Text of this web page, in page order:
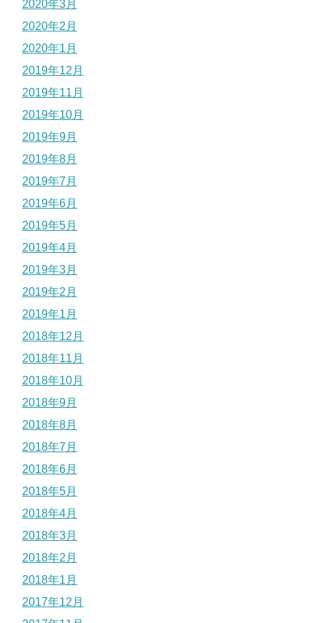
2020年3月
2020年2月
2020年1月
2019年12月
2019年11月
2019年10月
2019年9月
2019年8月
2019年7月
2019年6月
2019年5月
2019年4月
2019年3月
2019年2月
2019年1月
2018年12月
2018年11月
2018年10月
2018年9月
2018年8月
2018年7月
2018年6月
2018年5月
2018年4月
2018年3月
2018年2月
2018年1月
2017年12月